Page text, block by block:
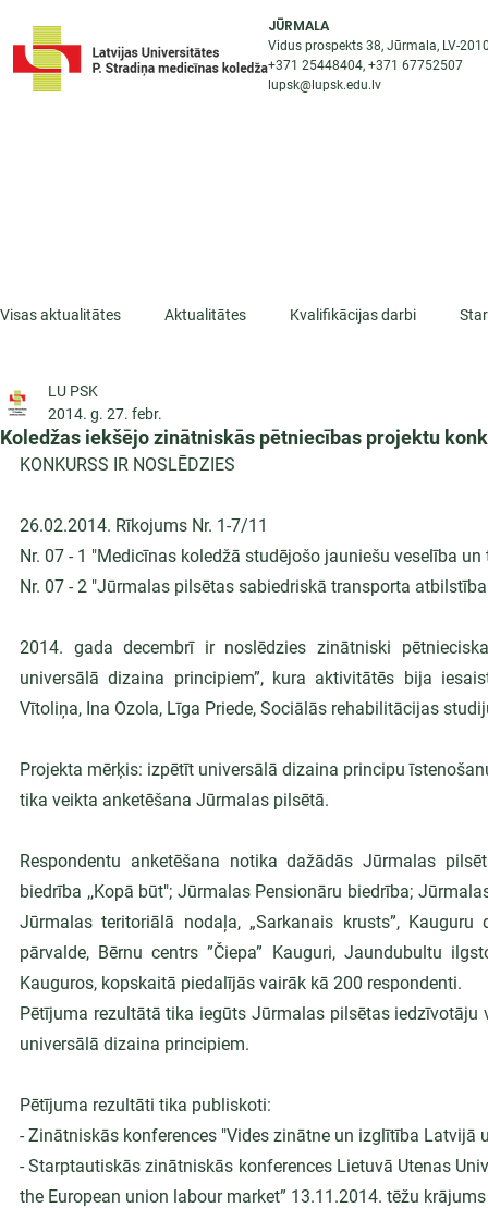
JŪRMALA
Vidus prospekts 38, Jūrmala, LV-
+371 25448404, +371 67752507
lupsk@lupsk.edu.lv
Visas aktualitātes Aktualitātes Kvalifikācijas darbi
ESF projekti
Koledžas iekšējo zinātniskās pētniecības projektu
LU PSK
2014. g. 27. febr.
KONKURSS IR NOSLĒDZIES
26.02.2014. Rīkojums Nr. 1-7/11
Nr. 07 - 1 "Medicīnas koledžā studējošo jauniešu veselība
Nr. 07 - 2 "Jūrmalas pilsētas sabiedriskā transporta
2014. gada decembrī ir noslēdzies zinātniski
universālā dizaina principiem”, kura aktivitātēs bija
Vītoliņa, Ina Ozola, Līga Priede, Sociālās rehabilitācijas
Projekta mērķis: izpētīt universālā dizaina principu
tika veikta anketēšana Jūrmalas pilsētā.
Respondentu anketēšana notika dažādās Jūrmalas
biedrība ,,Kopā būt"; Jūrmalas Pensionāru biedrība;
Jūrmalas teritoriālā nodaļa, „Sarkanais krusts”,
pārvalde, Bērnu centrs ”Čiepa” Kauguri, Jaundubultu
Kauguros, kopskaitā piedalījās vairāk kā 200 respondenti.
Pētījuma rezultātā tika iegūts Jūrmalas pilsētas
universālā dizaina principiem.
Pētījuma rezultāti tika publiskoti:
- Zinātniskās konferences "Vides zinātne un izglītība Latvijā
- Starptautiskās zinātniskās konferences Lietuvā Utenas
the European union labour market” 13.11.2014. tēžu krājums